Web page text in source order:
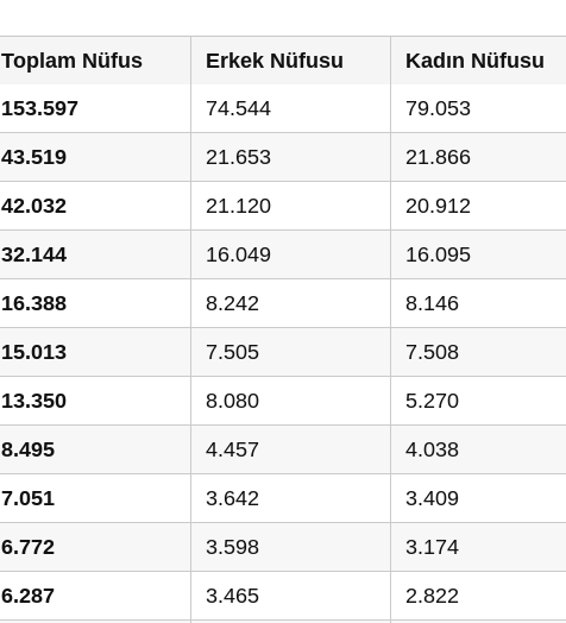
Toplam Nüfus Erkek Nüfusu Kadın Nüfusu
153.597 74.544 79.053
43.519 21.653 21.866
42.032 21.120 20.912
32.144 16.049 16.095
16.388 8.242 8.146
15.013 7.505 7.508
13.350 8.080 5.270
8.495 4.457 4.038
7.051 3.642 3.409
6.772 3.598 3.174
6.287 3.465 2.822